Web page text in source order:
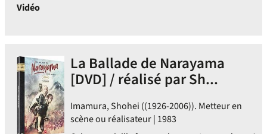
Vidéo
La Ballade de Narayama
[DVD] / réalisé par Sh...
Imamura, Shohei ((1926-2006)). Metteur en
scène ou réalisateur | 1983